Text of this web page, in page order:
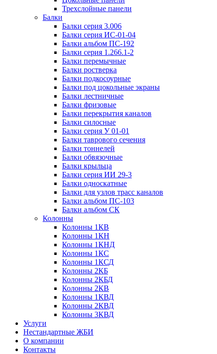
Трехслойные панели
Балки
Балки серия 3.006
Балки серия ИС-01-04
Балки альбом ПС-192
Балки серия 1.266.1-2
Балки перемычные
Балки ростверка
Балки подкосоурные
Балки под цокольные экраны
Балки лестничные
Балки фризовые
Балки перекрытия каналов
Балки силосные
Балки серия У 01-01
Балки таврового сечения
Балки тоннелей
Балки обвязочные
Балки крыльца
Балки серия ИИ 29-3
Балки односкатные
Балки для узлов трасс каналов
Балки альбом ПС-103
Балки альбом СК
Колонны
Колонны 1КВ
Колонны 1КН
Колонны 1КНД
Колонны 1КС
Колонны 1КСД
Колонны 2КБ
Колонны 2КБД
Колонны 2КВ
Колонны 1КВД
Колонны 2КВД
Колонны 3КВД
Услуги
Нестандартные ЖБИ
О компании
Контакты